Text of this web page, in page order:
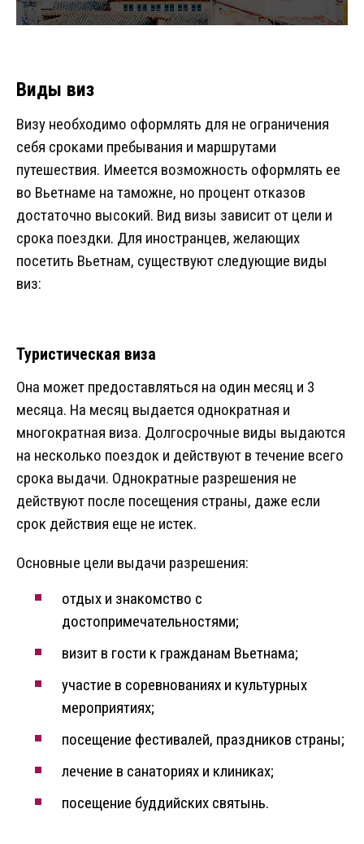
Виды виз
Визу необходимо оформлять для не ограничения
себя сроками пребывания и маршрутами
путешествия. Имеется возможность оформлять ее
во Вьетнаме на таможне, но процент отказов
достаточно высокий. Вид визы зависит от цели и
срока поездки. Для иностранцев, желающих
посетить Вьетнам, существуют следующие виды
виз:
Туристическая виза
Она может предоставляться на один месяц и 3
месяца. На месяц выдается однократная и
многократная виза. Долгосрочные виды выдаются
на несколько поездок и действуют в течение всего
срока выдачи. Однократные разрешения не
действуют после посещения страны, даже если
срок действия еще не истек.
Основные цели выдачи разрешения:
отдых и знакомство с
достопримечательностями;
визит в гости к гражданам Вьетнама;
участие в соревнованиях и культурных
мероприятиях;
посещение фестивалей, праздников страны;
лечение в санаториях и клиниках;
посещение буддийских святынь.